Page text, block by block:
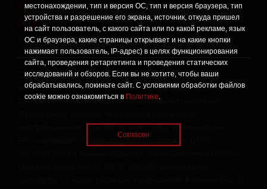
местонахождении, тип и версия ОС, тип и версия браузера, тип
устройства и разрешение его экрана, источник, откуда пришел
на сайт пользователь, с какого сайта или по какой рекламе, язык
ОС и браузера, какие страницы открывает и на какие кнопки
нажимает пользователь, IP-адрес) в целях функционирования
сайта, проведения ретаргетинга и проведения статических
исследований и обзоров. Если вы не хотите, чтобы ваши
обрабатывались, покиньте сайт. С условиями обработки файлов
cookie можно ознакомиться в Политике.
Согласен
! Информация о проведении СОУТ
Данный сайт не предназначен для просмотра лицам
младше 16 лет.
Сетевое издание «Твой Бро», реестровая запись о
регистрации средства массовой информации: серия Эл №
ФС77-86309 от 17 ноября 2023 года, зарегистрировано